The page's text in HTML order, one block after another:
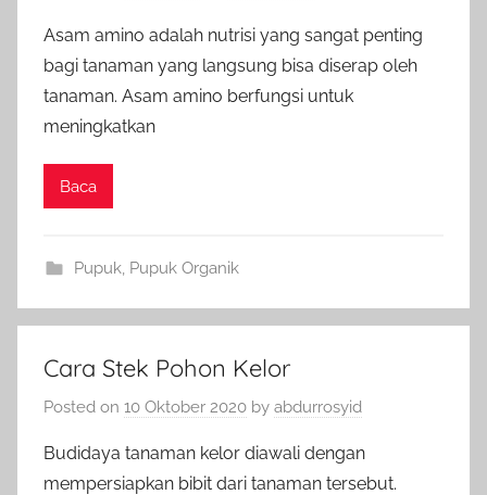
Asam amino adalah nutrisi yang sangat penting
bagi tanaman yang langsung bisa diserap oleh
tanaman. Asam amino berfungsi untuk
meningkatkan
Baca
Pupuk, Pupuk Organik
Cara Stek Pohon Kelor
Posted on 10 Oktober 2020 by abdurrosyid
Budidaya tanaman kelor diawali dengan
mempersiapkan bibit dari tanaman tersebut.